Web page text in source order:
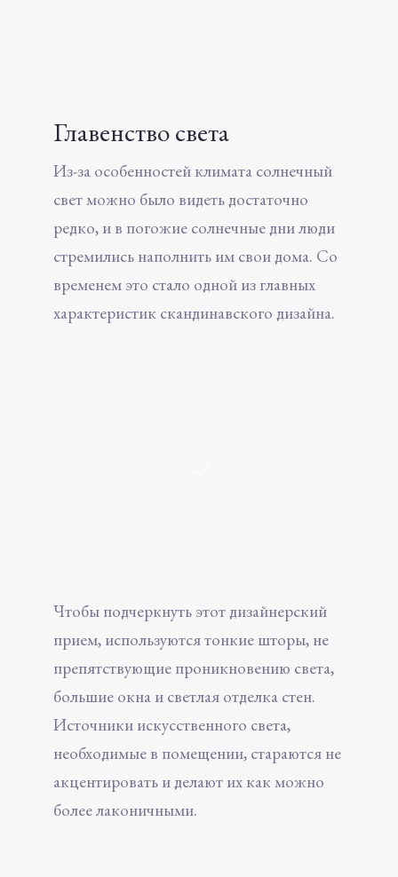
Главенство света
Из-за особенностей климата солнечный
свет можно было видеть достаточно
редко, и в погожие солнечные дни люди
стремились наполнить им свои дома. Со
временем это стало одной из главных
характеристик скандинавского дизайна.
Чтобы подчеркнуть этот дизайнерский
прием, используются тонкие шторы, не
препятствующие проникновению света,
большие окна и светлая отделка стен.
Источники искусственного света,
необходимые в помещении, стараются не
акцентировать и делают их как можно
более лаконичными.